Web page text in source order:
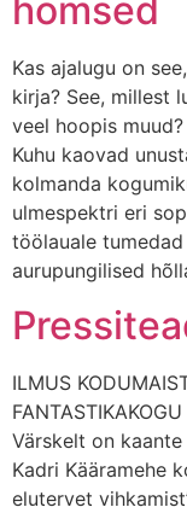
homsed
Kas ajalugu on
kirja? See, millest
veel hoopis
Kuhu kaovad
kolmanda
ulmespektri eri
töölauale
aurupungilised
ILMUS
Värskelt on
Kadri Kääramehe
elutervet